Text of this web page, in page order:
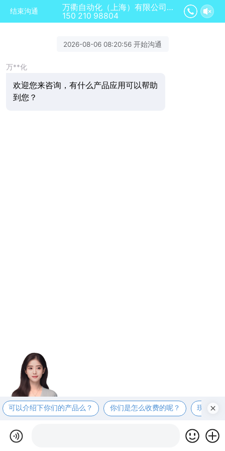
结束沟通
万衢自动化（上海）有限公司正在为您服务
150 210 98804
2026-08-06 08:20:56 开始沟通
万**化
欢迎您来咨询，有什么产品应用可以帮助
到您？
可以介绍下你们的产品么？ 你们是怎么收费的呢？ 现在有